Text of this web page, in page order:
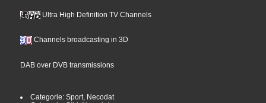
Ultra High Definition TV Channels
Channels broadcasting in 3D
DAB over DVB transmissions
Categorie: Sport, Necodat